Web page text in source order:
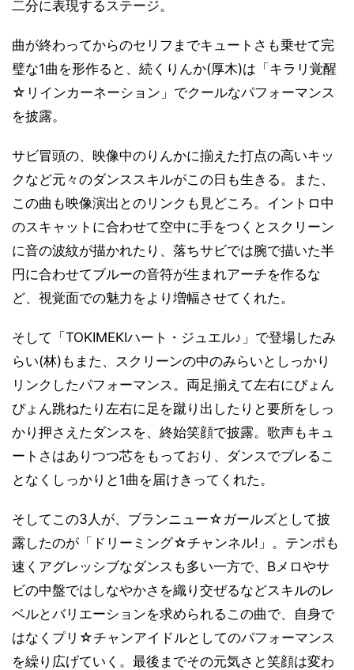
二分に表現するステージ。
曲が終わってからのセリフまでキュートさも乗せて完
璧な1曲を形作ると、続くりんか(厚木)は「キラリ覚醒
☆リインカーネーション」でクールなパフォーマンス
を披露。
サビ冒頭の、映像中のりんかに揃えた打点の高いキッ
クなど元々のダンススキルがこの日も生きる。また、
この曲も映像演出とのリンクも見どころ。イントロ中
のスキャットに合わせて空中に手をつくとスクリーン
に音の波紋が描かれたり、落ちサビでは腕で描いた半
円に合わせてブルーの音符が生まれアーチを作るな
ど、視覚面での魅力をより増幅させてくれた。
そして「TOKIMEKIハート・ジュエル♪」で登場したみ
らい(林)もまた、スクリーンの中のみらいとしっかり
リンクしたパフォーマンス。両足揃えて左右にぴょん
ぴょん跳ねたり左右に足を蹴り出したりと要所をしっ
かり押さえたダンスを、終始笑顔で披露。歌声もキュ
ートさはありつつ芯をもっており、ダンスでブレるこ
となくしっかりと1曲を届けきってくれた。
そしてこの3人が、ブランニュー☆ガールズとして披
露したのが「ドリーミング☆チャンネル!」。テンポも
速くアグレッシブなダンスも多い一方で、Bメロやサ
ビの中盤ではしなやかさを織り交ぜるなどスキルのレ
ベルとバリエーションを求められるこの曲で、自身で
はなくプリ☆チャンアイドルとしてのパフォーマンス
を繰り広げていく。最後までその元気さと笑顔は変わ